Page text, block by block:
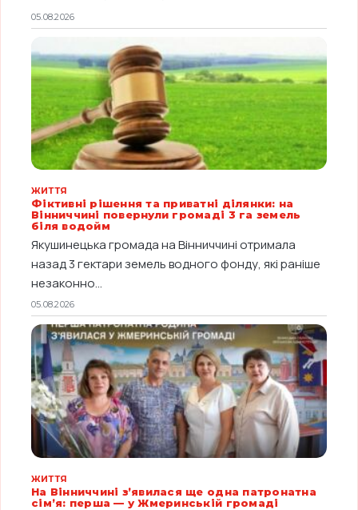
05.08.2026
ЖИТТЯ
Фіктивні рішення та приватні ділянки: на
Вінниччині повернули громаді 3 га земель
біля водойм
Якушинецька громада на Вінниччині отримала
назад 3 гектари земель водного фонду, які раніше
незаконно...
05.08.2026
ЖИТТЯ
На Вінниччині з’явилася ще одна патронатна
сім’я: перша — у Жмеринській громаді